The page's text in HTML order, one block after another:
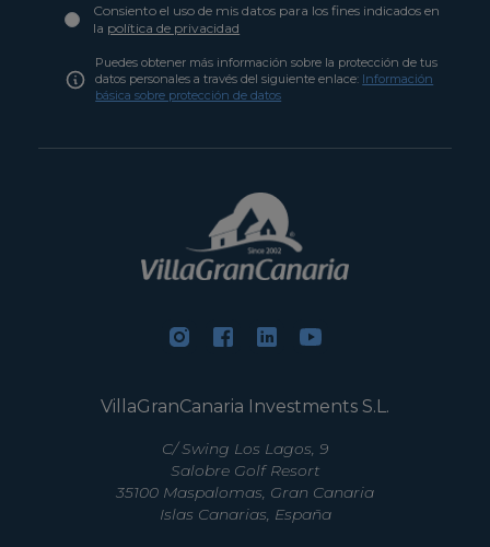
Consiento el uso de mis datos para los fines indicados en
la política de privacidad
Puedes obtener más información sobre la protección de tus
datos personales a través del siguiente enlace: Información
básica sobre protección de datos
VillaGranCanaria Investments S.L.
C/ Swing Los Lagos, 9
Salobre Golf Resort
35100 Maspalomas, Gran Canaria
Islas Canarias, España